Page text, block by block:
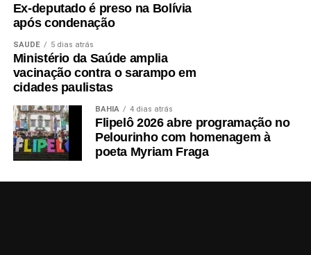
Ex-deputado é preso na Bolívia
após condenação
SAÚDE 5 dias atrás
Ministério da Saúde amplia
vacinação contra o sarampo em
cidades paulistas
BAHIA 4 dias atrás
Flipelô 2026 abre programação no
Pelourinho com homenagem à
poeta Myriam Fraga